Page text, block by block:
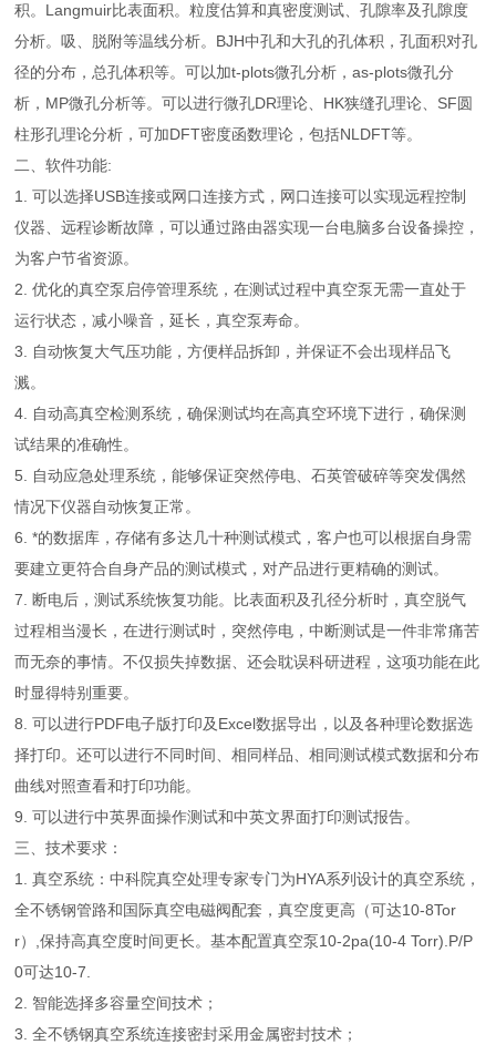
积。Langmuir比表面积。粒度估算和真密度测试、孔隙率及孔隙度
分析。吸、脱附等温线分析。BJH中孔和大孔的孔体积，孔面积对孔
径的分布，总孔体积等。可以加t-plots微孔分析，as-plots微孔分
析，MP微孔分析等。可以进行微孔DR理论、HK狭缝孔理论、SF圆
柱形孔理论分析，可加DFT密度函数理论，包括NLDFT等。
二、软件功能:
1. 可以选择USB连接或网口连接方式，网口连接可以实现远程控制
仪器、远程诊断故障，可以通过路由器实现一台电脑多台设备操控，
为客户节省资源。
2. 优化的真空泵启停管理系统，在测试过程中真空泵无需一直处于
运行状态，减小噪音，延长，真空泵寿命。
3. 自动恢复大气压功能，方便样品拆卸，并保证不会出现样品飞
溅。
4. 自动高真空检测系统，确保测试均在高真空环境下进行，确保测
试结果的准确性。
5. 自动应急处理系统，能够保证突然停电、石英管破碎等突发偶然
情况下仪器自动恢复正常。
6. *的数据库，存储有多达几十种测试模式，客户也可以根据自身需
要建立更符合自身产品的测试模式，对产品进行更精确的测试。
7. 断电后，测试系统恢复功能。比表面积及孔径分析时，真空脱气
过程相当漫长，在进行测试时，突然停电，中断测试是一件非常痛苦
而无奈的事情。不仅损失掉数据、还会耽误科研进程，这项功能在此
时显得特别重要。
8. 可以进行PDF电子版打印及Excel数据导出，以及各种理论数据选
择打印。还可以进行不同时间、相同样品、相同测试模式数据和分布
曲线对照查看和打印功能。
9. 可以进行中英界面操作测试和中英文界面打印测试报告。
三、技术要求：
1. 真空系统：中科院真空处理专家专门为HYA系列设计的真空系统，
全不锈钢管路和国际真空电磁阀配套，真空度更高（可达10-8Tor
r）,保持高真空度时间更长。基本配置真空泵10-2pa(10-4 Torr).P/P
0可达10-7.
2. 智能选择多容量空间技术；
3. 全不锈钢真空系统连接密封采用金属密封技术；